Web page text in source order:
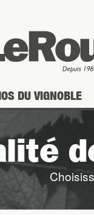
DU VIGNOBLE